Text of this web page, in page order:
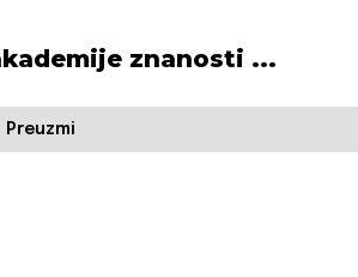
znanosti ...
Preuzmi